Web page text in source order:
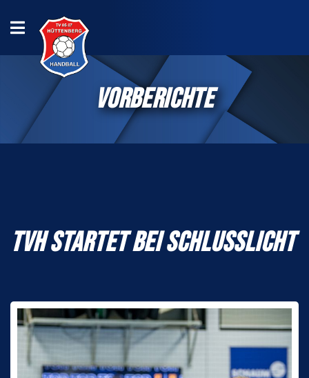
VORBERICHTE
TVH STARTET BEI SCHLUSSLICHT